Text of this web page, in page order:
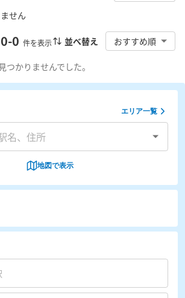
せん
0-0 件を表示 並べ替え おすすめ順
つかりませんでした。
エリア一覧
地図で表示